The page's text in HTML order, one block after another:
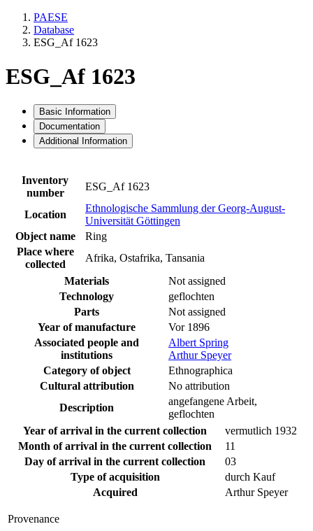
PAESE
Database
ESG_Af 1623
ESG_Af 1623
Basic Information
Documentation
Additional Information
Inventory
number
ESG_Af 1623
Location
Ethnologische Sammlung der Georg-August-
Universität Göttingen
Object name
Ring
Place where
collected
Afrika, Ostafrika, Tansania
Materials
Not assigned
Technology
geflochten
Parts
Not assigned
Year of manufacture
Vor 1896
Associated people and
institutions
Albert Spring
Arthur Speyer
Category of object
Ethnographica
Cultural attribution
No attribution
Description
angefangene Arbeit,
geflochten
Year of arrival in the current collection
vermutlich 1932
Month of arrival in the current collection
11
Day of arrival in the current collection
03
Type of acquisition
durch Kauf
Acquired
Arthur Speyer
Provenance